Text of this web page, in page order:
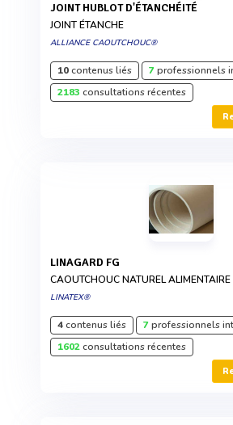
JOINT HUBLOT D'ÉTANCHÉITÉ
JOINT ÉTANCHE
ALLIANCE CAOUTCHOUC®
10contenus liés 7professionnels
2183 consultations récentes
LINAGARD FG
CAOUTCHOUC NATUREL
LINATEX®
4contenus liés 7professionnels
1602consultations récentes